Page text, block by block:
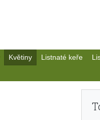
Květiny Listnaté keře